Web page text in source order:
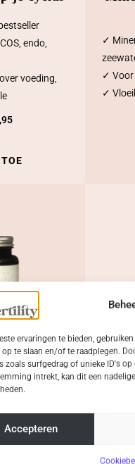
ervaringen te bieden,
op te slaan en/of te raadplegen.
zoals surfgedrag of unieke ID's
intrekt, kan dit een
Accepteren
1
8
0
endo,
voeding,
✓
✓ Voor
✓
–
van 1,06)